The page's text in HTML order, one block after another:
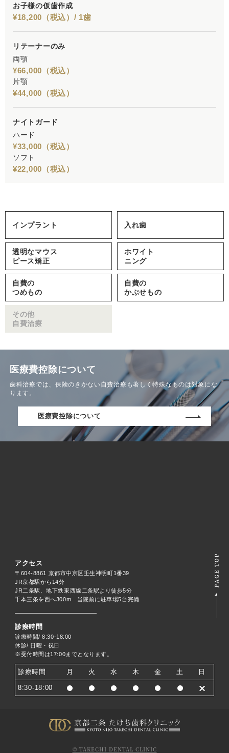
お子様の仮歯作成
¥18,200（税込）/ 1歯
リテーナーのみ
両顎
¥66,000（税込）
片顎
¥44,000（税込）
ナイトガード
ハード
¥33,000（税込）
ソフト
¥22,000（税込）
インプラント 入れ歯
透明なマウス
ピース矯正
ホワイト
ニング
自費の
つめもの
自費の
かぶせもの
その他
自費治療
医療費控除について
歯科治療では、保険のきかない自費治療も著しく特殊なものは対象にな
ります。
医療費控除について
アクセス
〒604-8861 京都市中京区壬生神明町1番39
JR京都駅から14分
JR二条駅、地下鉄東西線二条駅より徒歩5分
千本三条を西へ300m 当院前に駐車場5台完備
診療時間
診療時間/ 8:30-18:00
休診/ 日曜・祝日
※受付時間は17:00までとなります。
診療時間 月 火 水 木 金 土 日
8:30-18:00
© TAKECHI DENTAL CLINIC